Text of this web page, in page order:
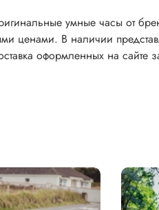
умные часы от
ценами. В наличии
оформленных на сайте